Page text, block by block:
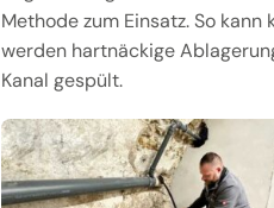
Methode zum Einsatz. So
werden hartnäckige
Kanal gespült.